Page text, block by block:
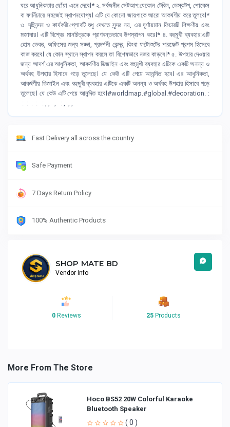
ঘরে আধুনিকতার ছোঁয়া এনে দেবে।* ২. সর্বজনীন সেটআপ:যেকোন টেবিল, ডেস্কটপ, শোকেস
বা ফার্নিচারে সহজেই স্থাপনযোগ্য। এটি যে কোনো জায়গাকে আরো আকর্ষণীয় করে তুলবে।*
৩. দৃষ্টিনন্দন ও কার্যকরী:গ্লোবটি শুধু দেখতে সুন্দর নয়, এর ঘূর্ণায়মান ফিচারটি শিক্ষণীয় এবং
মজাদার। এটি বিশ্বের মানচিত্রকে প্রাণবন্তভাবে উপস্থাপন করে।* ৪. বহুমুখী ব্যবহার:এটি
হোম ডেকর, অফিসের জন্য সজ্জা, প্রদর্শনী কেন্দ্র, কিংবা ফটোশুটের পারফেক্ট প্রপস হিসেবে
কাজ করবে। যে কোন স্থানে স্থাপন করলে তা বিশেষভাবে নজর কাড়বে।* ৫. উপহার দেওয়ার
জন্য আদর্শ:এর আধুনিকতা, আকর্ষণীয় ডিজাইন এবং বহুমুখী ব্যবহার এটিকে একটি অনন্য ও
অর্থবহ উপহার হিসাবে গড়ে তুলেছে। যে কেউ এটি পেয়ে আনন্দিত হবে। এর আধুনিকতা,
আকর্ষণীয় ডিজাইন এবং বহুমুখী ব্যবহার এটিকে একটি অনন্য ও অর্থবহ উপহার হিসাবে গড়ে
তুলেছে। যে কেউ এটি পেয়ে আনন্দিত হবে।#worldmap.#global.#decoration. :
: : : : : , , , : , , ,
Fast Delivery all across the country
Safe Payment
7 Days Return Policy
100% Authentic Products
SHOP MATE BD
Vendor Info
0 Reviews 25 Products
More From The Store
Hoco BS52 20W Colorful Karaoke
Bluetooth Speaker
( 0 )